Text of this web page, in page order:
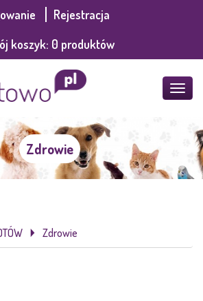
Rejestracja
koszyk: 0 produktów
Zdrowie
Zdrowie